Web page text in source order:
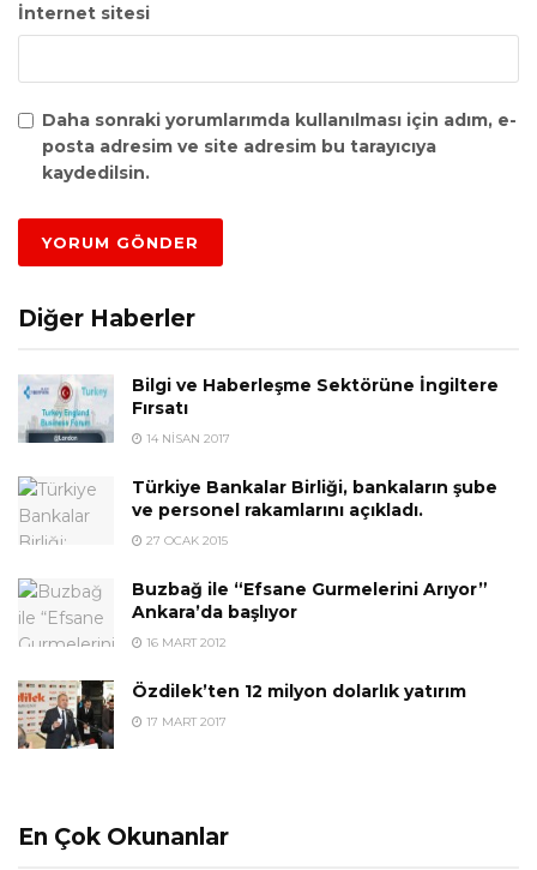
İnternet sitesi
Daha sonraki yorumlarımda kullanılması için adım, e-
posta adresim ve site adresim bu tarayıcıya
kaydedilsin.
Diğer Haberler
Bilgi ve Haberleşme Sektörüne İngiltere
Fırsatı
14 NISAN 2017
Türkiye Bankalar Birliği, bankaların şube
ve personel rakamlarını açıkladı.
27 OCAK 2015
Buzbağ ile “Efsane Gurmelerini Arıyor”
Ankara’da başlıyor
16 MART 2012
Özdilek’ten 12 milyon dolarlık yatırım
17 MART 2017
En Çok Okunanlar